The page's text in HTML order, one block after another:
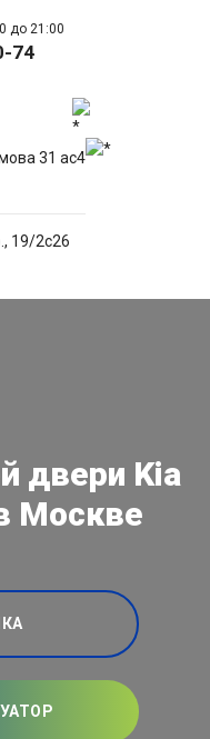
до 21:00
74
31 ас4
19/2с26
двери Kia
Москве